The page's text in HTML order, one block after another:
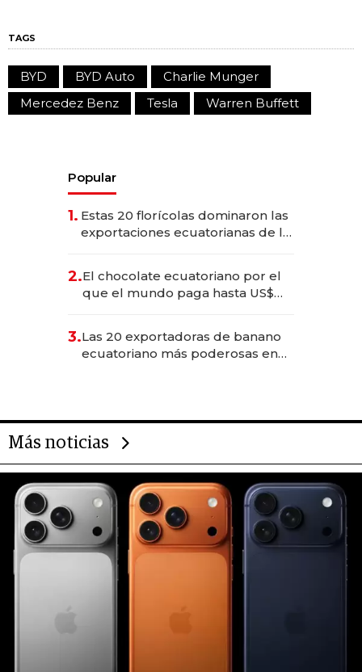
TAGS
BYD BYD Auto
Charlie Munger
Mercedez Benz
Tesla Warren Buffett
Popular
1. Estas 20 florícolas dominaron las
exportaciones ecuatorianas de la
2.El chocolate ecuatoriano por el
que el mundo paga hasta US$
3.Las 20 exportadoras de banano
ecuatoriano más poderosas en
Más noticias